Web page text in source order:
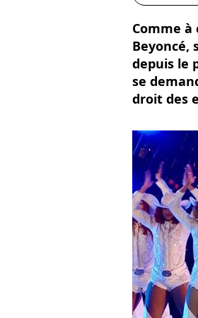
Comme à
Beyoncé,
depuis le
se
droit des